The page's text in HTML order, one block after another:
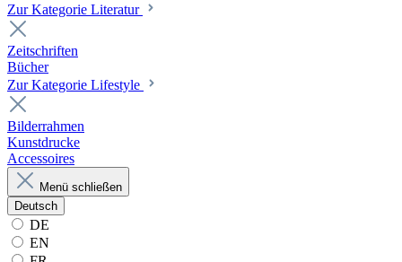
Zur Kategorie Literatur
Zeitschriften
Bücher
Zur Kategorie Lifestyle
Bilderrahmen
Kunstdrucke
Accessoires
Menü schließen
Deutsch
DE
EN